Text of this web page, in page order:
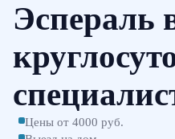
Эспераль
Цены от 4000 руб.